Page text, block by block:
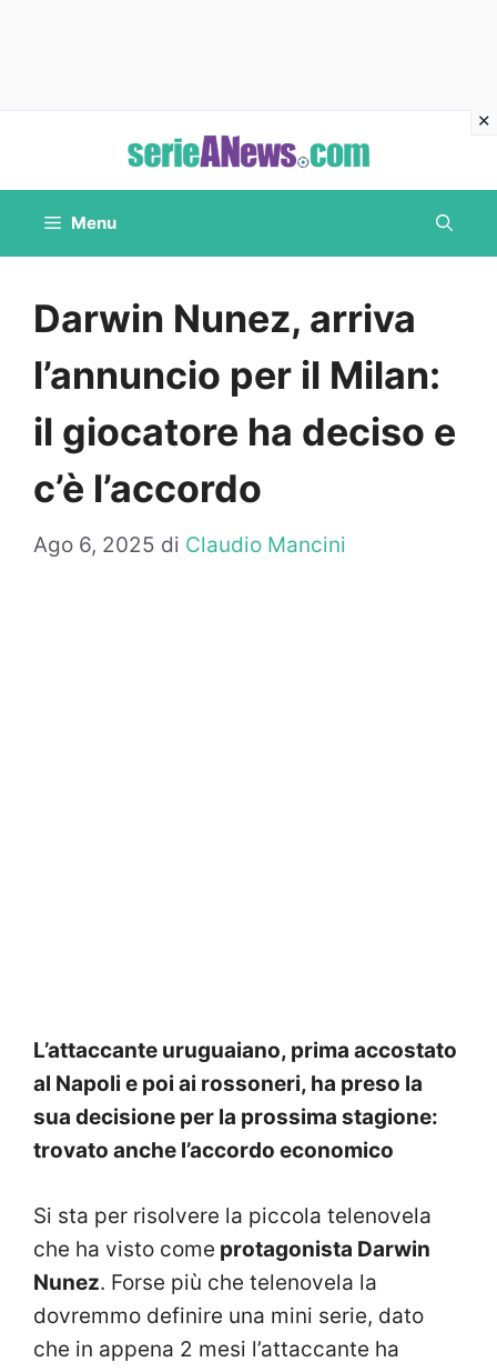
contenuto
Menu
Darwin Nunez, arriva
l’annuncio per il Milan:
il giocatore ha deciso e
c’è l’accordo
Ago 6, 2025 di Claudio Mancini
L’attaccante uruguaiano, prima accostato
al Napoli e poi ai rossoneri, ha preso la
sua decisione per la prossima stagione:
trovato anche l’accordo economico
Si sta per risolvere la piccola telenovela
che ha visto come protagonista Darwin
Nunez. Forse più che telenovela la
dovremmo definire una mini serie, dato
che in appena 2 mesi l’attaccante ha